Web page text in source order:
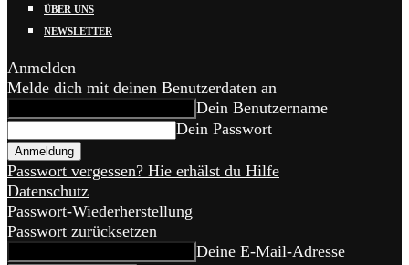
ÜBER UNS
NEWSLETTER
Anmelden
Melde dich mit deinen Benutzerdaten an
Dein Benutzername
Dein Passwort
Passwort vergessen? Hie erhälst du Hilfe
Datenschutz
Passwort-Wiederherstellung
Passwort zurücksetzen
Deine E-Mail-Adresse